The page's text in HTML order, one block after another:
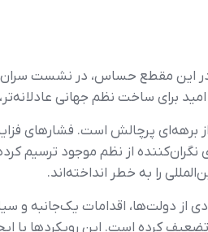
این مقطع حساس، در نشست سران
برای ساخت نظم جهانی عادلانه‌تر،
برهه‌ای پرچالش است. فشارهای
از نظم موجود ترسیم
را به خطر انداخته‌اند.
از دولت‌ها، اقدامات یک‌جانبه و
کرده است. این رویکردها با